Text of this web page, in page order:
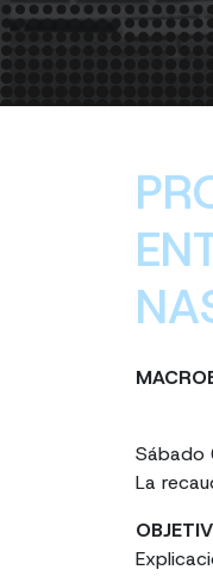
Sábado
La